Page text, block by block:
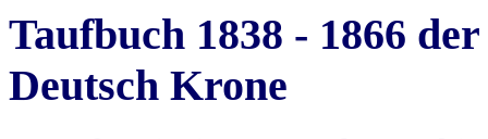
Taufbuch 1838 - 1866
Deutsch Krone